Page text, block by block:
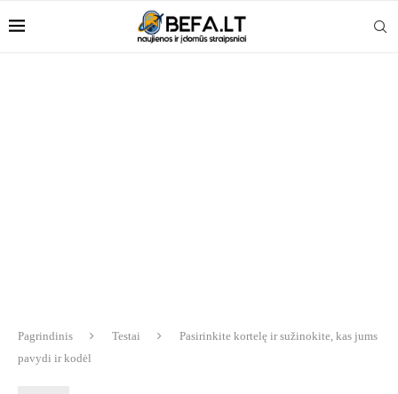
Pagrindinis Testai
Pasirinkite kortelę ir sužinokite, kas jums
pavydi ir kodėl